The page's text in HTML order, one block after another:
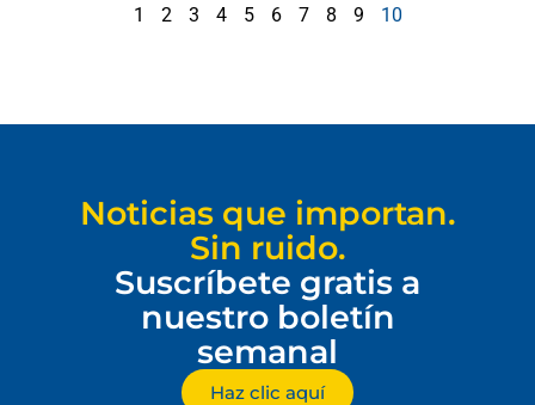
1 2 3 4 5 6 7 8 9 10
Noticias que importan.
Sin ruido.
Suscríbete gratis a
nuestro boletín
semanal
Haz clic aquí